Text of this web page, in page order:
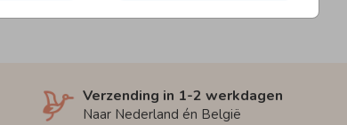
Verzending in 1-2 werkdagen
Naar Nederland én België